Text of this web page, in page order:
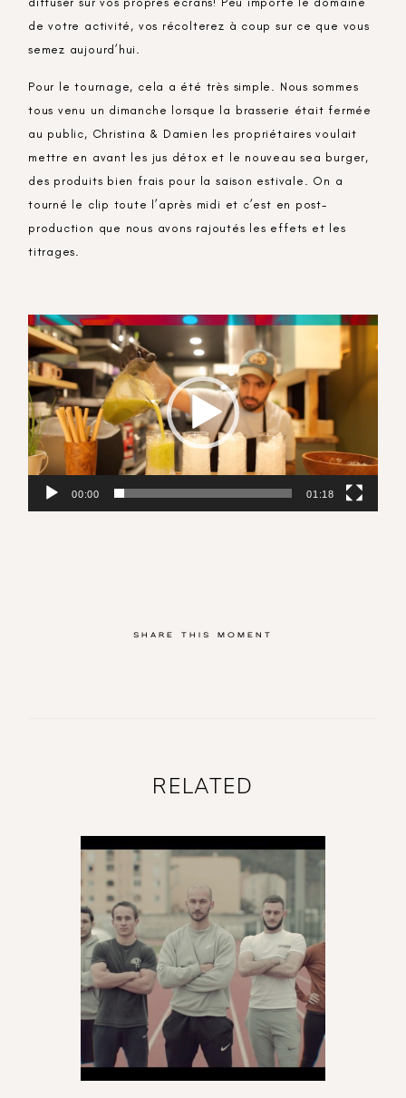
de votre activité, vos récolterez à coup sur ce que vous
semez aujourd’hui.
Pour le tournage, cela a été très simple. Nous sommes
tous venu un dimanche lorsque la brasserie était fermée
au public, Christina & Damien les propriétaires voulait
mettre en avant les jus détox et le nouveau sea burger,
des produits bien frais pour la saison estivale. On a
tourné le clip toute l’après midi et c’est en post-
production que nous avons rajoutés les effets et les
titrages.
Lecteur
vidéo
00:00 01:18
SHARE THIS MOMENT
RELATED